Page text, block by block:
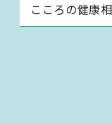
こころの健康